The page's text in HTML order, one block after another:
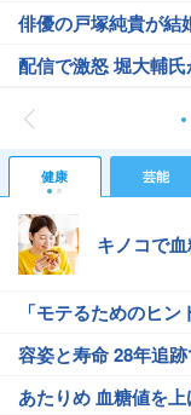
俳優の戸塚純貴が結
配信で激怒 堀大輔
健康 芸能
キノコで
「モテるためのヒ
容姿と寿命 28年追
あたりめ 血糖値を